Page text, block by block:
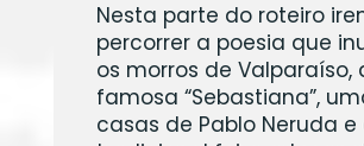
Nesta parte do roteiro
percorrer a poesia que
os morros de Valparaíso,
famosa “Sebastiana”,
casas de Pablo Neruda e